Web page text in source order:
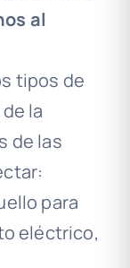
al
tipos de
la
de las
para
eléctrico,